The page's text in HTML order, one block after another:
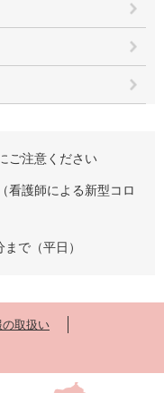
ご注意ください
看護師による新型コロ
で（平日）
取扱い